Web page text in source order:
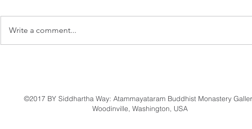
Write a comment...
©2017 BY Siddhartha Way: Atammayataram Buddhist Monastery
Woodinville, Washington, USA